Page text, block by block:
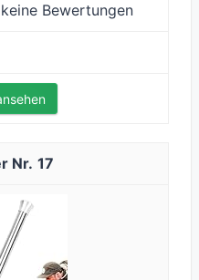
Bewertungen
17